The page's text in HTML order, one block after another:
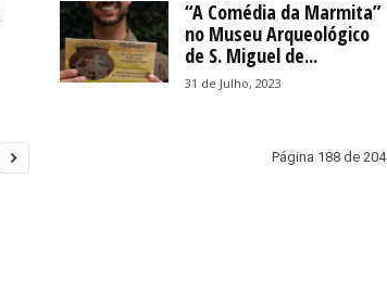
“A Comédia da Marmita”
no Museu Arqueológico
de S. Miguel de...
31 de Julho, 2023
Página 188 de 204